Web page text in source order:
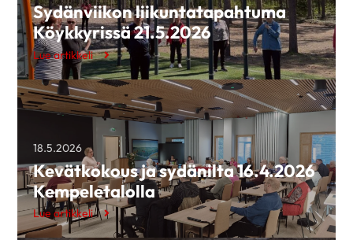
Sydänviikon liikuntatapahtuma
Köykkyrissä 21.5.2026
Lue artikkeli
18.5.2026
Kevätkokous ja sydänilta 16.4.2026
Kempeletalolla
Lue artikkeli